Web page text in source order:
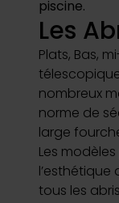
piscine.
Les
Plats, Bas,
nombreux
norme de
large
Les
tous les